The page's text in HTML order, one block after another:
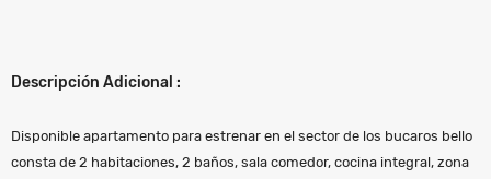
Descripción Adicional :
Disponible apartamento para estrenar en el sector de los bucaros bello
consta de 2 habitaciones, 2 baños, sala comedor, cocina integral, zona